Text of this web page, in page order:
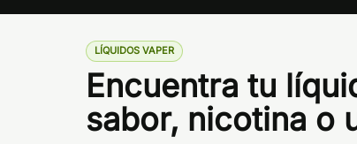
LÍQUIDOS VAPER
Encuentra tu
sabor, nicotina o